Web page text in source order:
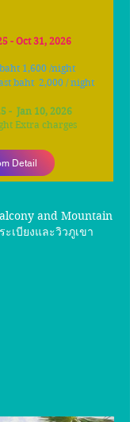
- Oct 31, 2026
1,600 /night
baht 2,000 / night
- Jan 10, 2026
Extra charges
Detail
and Mountain
เบียงและวิวภูเขา